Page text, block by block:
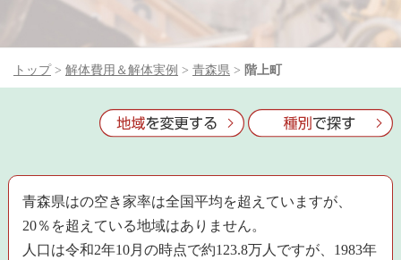
トップ > 解体費用＆解体実例 > 青森県 > 階上町
青森県はの空き家率は全国平均を超えていますが、
20％を超えている地域はありません。
人口は令和2年10月の時点で約123.8万人ですが、1983年